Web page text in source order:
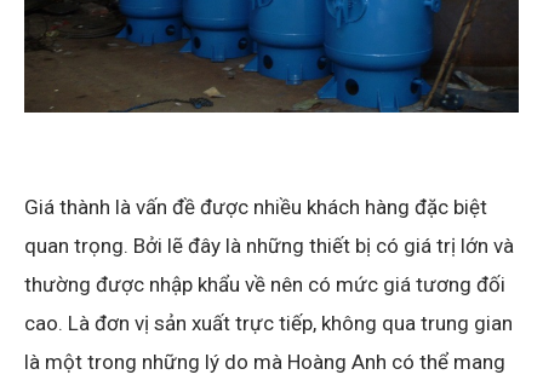
Giá thành là vấn đề được nhiều khách hàng đặc biệt
quan trọng. Bởi lẽ đây là những thiết bị có giá trị lớn và
thường được nhập khẩu về nên có mức giá tương đối
cao. Là đơn vị sản xuất trực tiếp, không qua trung gian
là một trong những lý do mà Hoàng Anh có thể mang